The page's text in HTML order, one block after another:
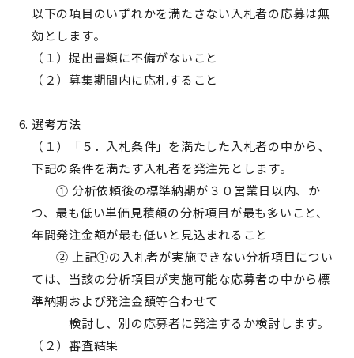
以下の項目のいずれかを満たさない入札者の応募は無
効とします。
（１）提出書類に不備がないこと
（２）募集期間内に応札すること
選考方法
（１）「５．入札条件」を満たした入札者の中から、
下記の条件を満たす入札者を発注先とします。
① 分析依頼後の標準納期が３０営業日以内、か
つ、最も低い単価見積額の分析項目が最も多いこと、
年間発注金額が最も低いと見込まれること
② 上記①の入札者が実施できない分析項目につい
ては、当該の分析項目が実施可能な応募者の中から標
準納期および発注金額等合わせて
検討し、別の応募者に発注するか検討します。
（２）審査結果